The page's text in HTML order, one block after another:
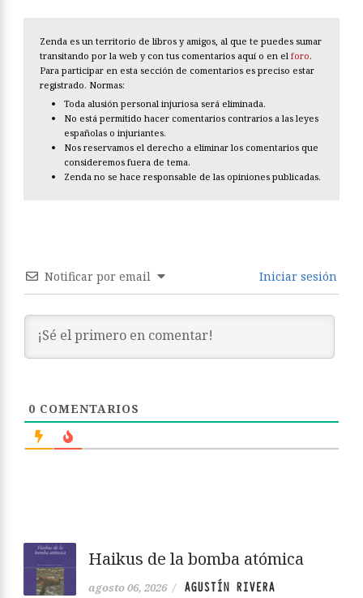
Zenda es un territorio de libros y amigos, al que te puedes sumar
transitando por la web y con tus comentarios aquí o en el foro.
Para participar en esta sección de comentarios es preciso estar
registrado. Normas:
Toda alusión personal injuriosa será eliminada.
No está permitido hacer comentarios contrarios a las leyes
españolas o injuriantes.
Nos reservamos el derecho a eliminar los comentarios que
consideremos fuera de tema.
Zenda no se hace responsable de las opiniones publicadas.
Notificar por email Iniciar sesión
0 COMENTARIOS
Haikus de la bomba atómica
agosto 06, 2026 / AGUSTÍN RIVERA